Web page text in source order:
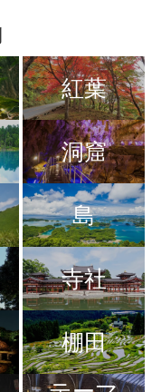
紅葉
洞窟
島
寺社
棚田